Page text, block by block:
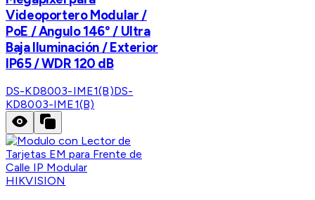
Videoportero Modular /
PoE / Angulo 146° / Ultra
Baja Iluminación / Exterior
IP65 / WDR 120 dB
DS-KD8003-IME1(B)DS-
KD8003-IME1(B)
HIKVISION